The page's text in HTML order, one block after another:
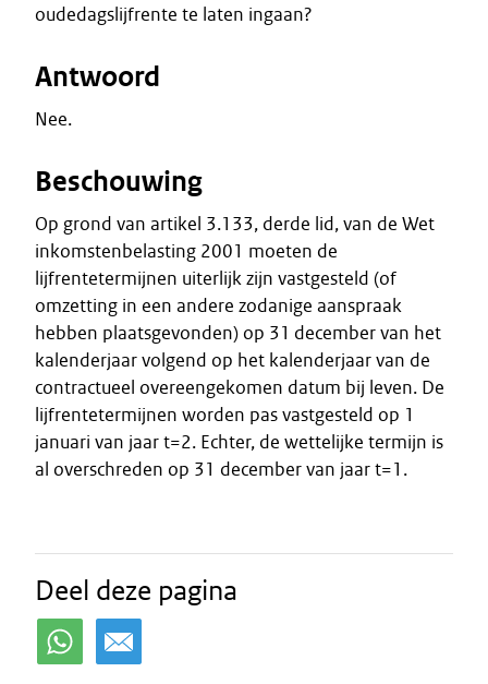
oudedagslijfrente te laten ingaan?
Antwoord
Nee.
Beschouwing
Op grond van artikel 3.133, derde lid, van de Wet
inkomstenbelasting 2001 moeten de
lijfrentetermijnen uiterlijk zijn vastgesteld (of
omzetting in een andere zodanige aanspraak
hebben plaatsgevonden) op 31 december van het
kalenderjaar volgend op het kalenderjaar van de
contractueel overeengekomen datum bij leven. De
lijfrentetermijnen worden pas vastgesteld op 1
januari van jaar t=2. Echter, de wettelijke termijn is
al overschreden op 31 december van jaar t=1.
Deel deze pagina